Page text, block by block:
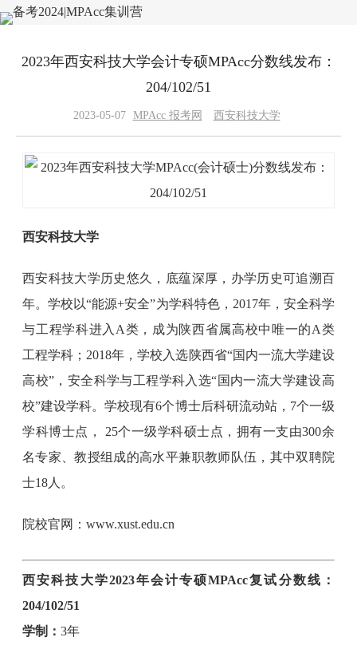
2023年西安科技大学会计专硕MPAcc分数线发布：
204/102/51
2023-05-07 MPAcc 报考网 西安科技大学
西安科技大学
西安科技大学历史悠久，底蕴深厚，办学历史可追溯百
年。学校以“能源+安全”为学科特色，2017年，安全科学
与工程学科进入A类，成为陕西省属高校中唯一的A类
工程学科；2018年，学校入选陕西省“国内一流大学建设
高校”，安全科学与工程学科入选“国内一流大学建设高
校”建设学科。学校现有6个博士后科研流动站，7个一级
学科博士点， 25个一级学科硕士点，拥有一支由300余
名专家、教授组成的高水平兼职教师队伍，其中双聘院
士18人。
院校官网：www.xust.edu.cn
西安科技大学2023年会计专硕MPAcc复试分数线：
204/102/51
学制：3年